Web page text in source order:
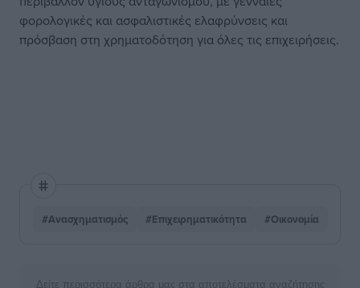
φορολογικές και ασφαλιστικές ελαφρύνσεις και
πρόσβαση στη χρηματοδότηση για όλες τις επιχειρήσεις.
#Ανασχηματισμός #Επιχειρηματικότητα #Οικονομία
Δείτε περισσότερα άρθρα μας στα αποτελέσματα αναζήτησης